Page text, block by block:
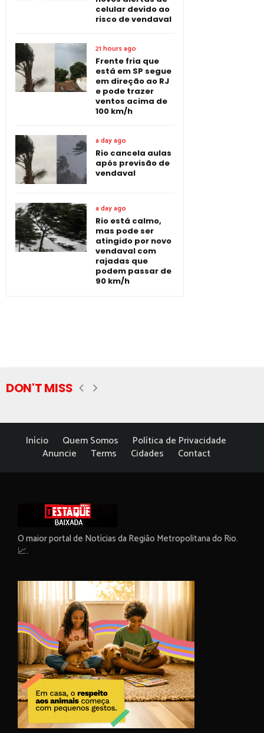
celular devido ao
risco de vendaval
21 hours ago
Frente fria que
está em SP segue
em direção ao RJ
e pode trazer
ventos acima de
100 km/h
a day ago
Rio cancela aulas
após previsão de
vendaval
a day ago
Rio está calmo,
mas pode ser
atingido por novo
vendaval com
rajadas que
podem passar de
90 km/h
DON'T MISS
Início Quem Somos
Política de Privacidade
Anuncie
Terms Cidades Contact
O maior portal de Notícias da Região Metropolitana do Rio.
📈.